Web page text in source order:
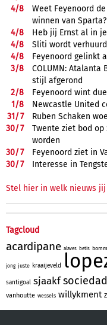
4/8
Weet Feyenoord
winnen van Sparta?
4/8
Heb jij Ernst al in
4/8
Sliti wordt
4/8
Feyenoord gelinkt
3/8
COLUMN: Atalanta
stijl afgerond
2/8
Feyenoord wint
1/8
Newcastle United
31/7
Ruben Schaken
30/7
Twente ziet bod
worden
30/7
Feyenoord ziet in
30/7 Interesse in
Stel hier in welk nieuws
Tagcloud
acardipane alaves betis
jong juste kraaijeveld
santigoal sjaakfsociedad
vanhoutte wessels willykment